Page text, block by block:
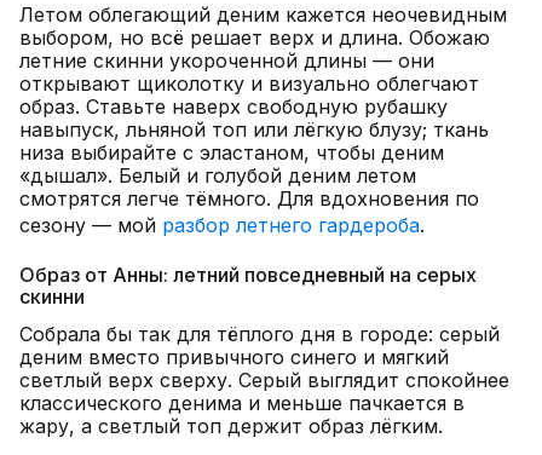
Летом облегающий деним кажется неочевидным
выбором, но всё решает верх и длина. Обожаю
летние скинни укороченной длины — они
открывают щиколотку и визуально облегчают
образ. Ставьте наверх свободную рубашку
навыпуск, льняной топ или лёгкую блузу; ткань
низа выбирайте с эластаном, чтобы деним
«дышал». Белый и голубой деним летом
смотрятся легче тёмного. Для вдохновения по
сезону — мой разбор летнего гардероба.
Образ от Анны: летний повседневный на серых
скинни
Собрала бы так для тёплого дня в городе: серый
деним вместо привычного синего и мягкий
светлый верх сверху. Серый выглядит спокойнее
классического денима и меньше пачкается в
жару, а светлый топ держит образ лёгким.